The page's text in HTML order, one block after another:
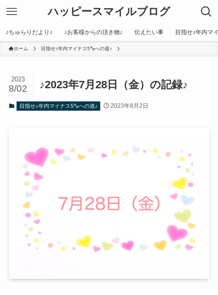
ハッピースマイルブログ
♪ちゅらりだより♪ ♪お客様からの頂き物♪ 伝えたい事 目指せ♪年内マ
ホーム 目指せ♪年内マイナス5㌔への道♪
♪2023年7月28日（金）の記録♪
2023
8/02
目指せ♪年内マイナス5㌔への道♪ 2023年8月2日